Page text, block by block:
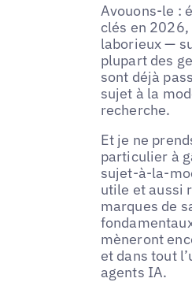
Avouons-le :
clés en 2026,
laborieux —
plupart des
sont déjà
sujet à la
recherche.
Et je ne
particulier à
sujet-à-la-
utile et aussi
marques de
mèneront
et dans tout
agents IA.